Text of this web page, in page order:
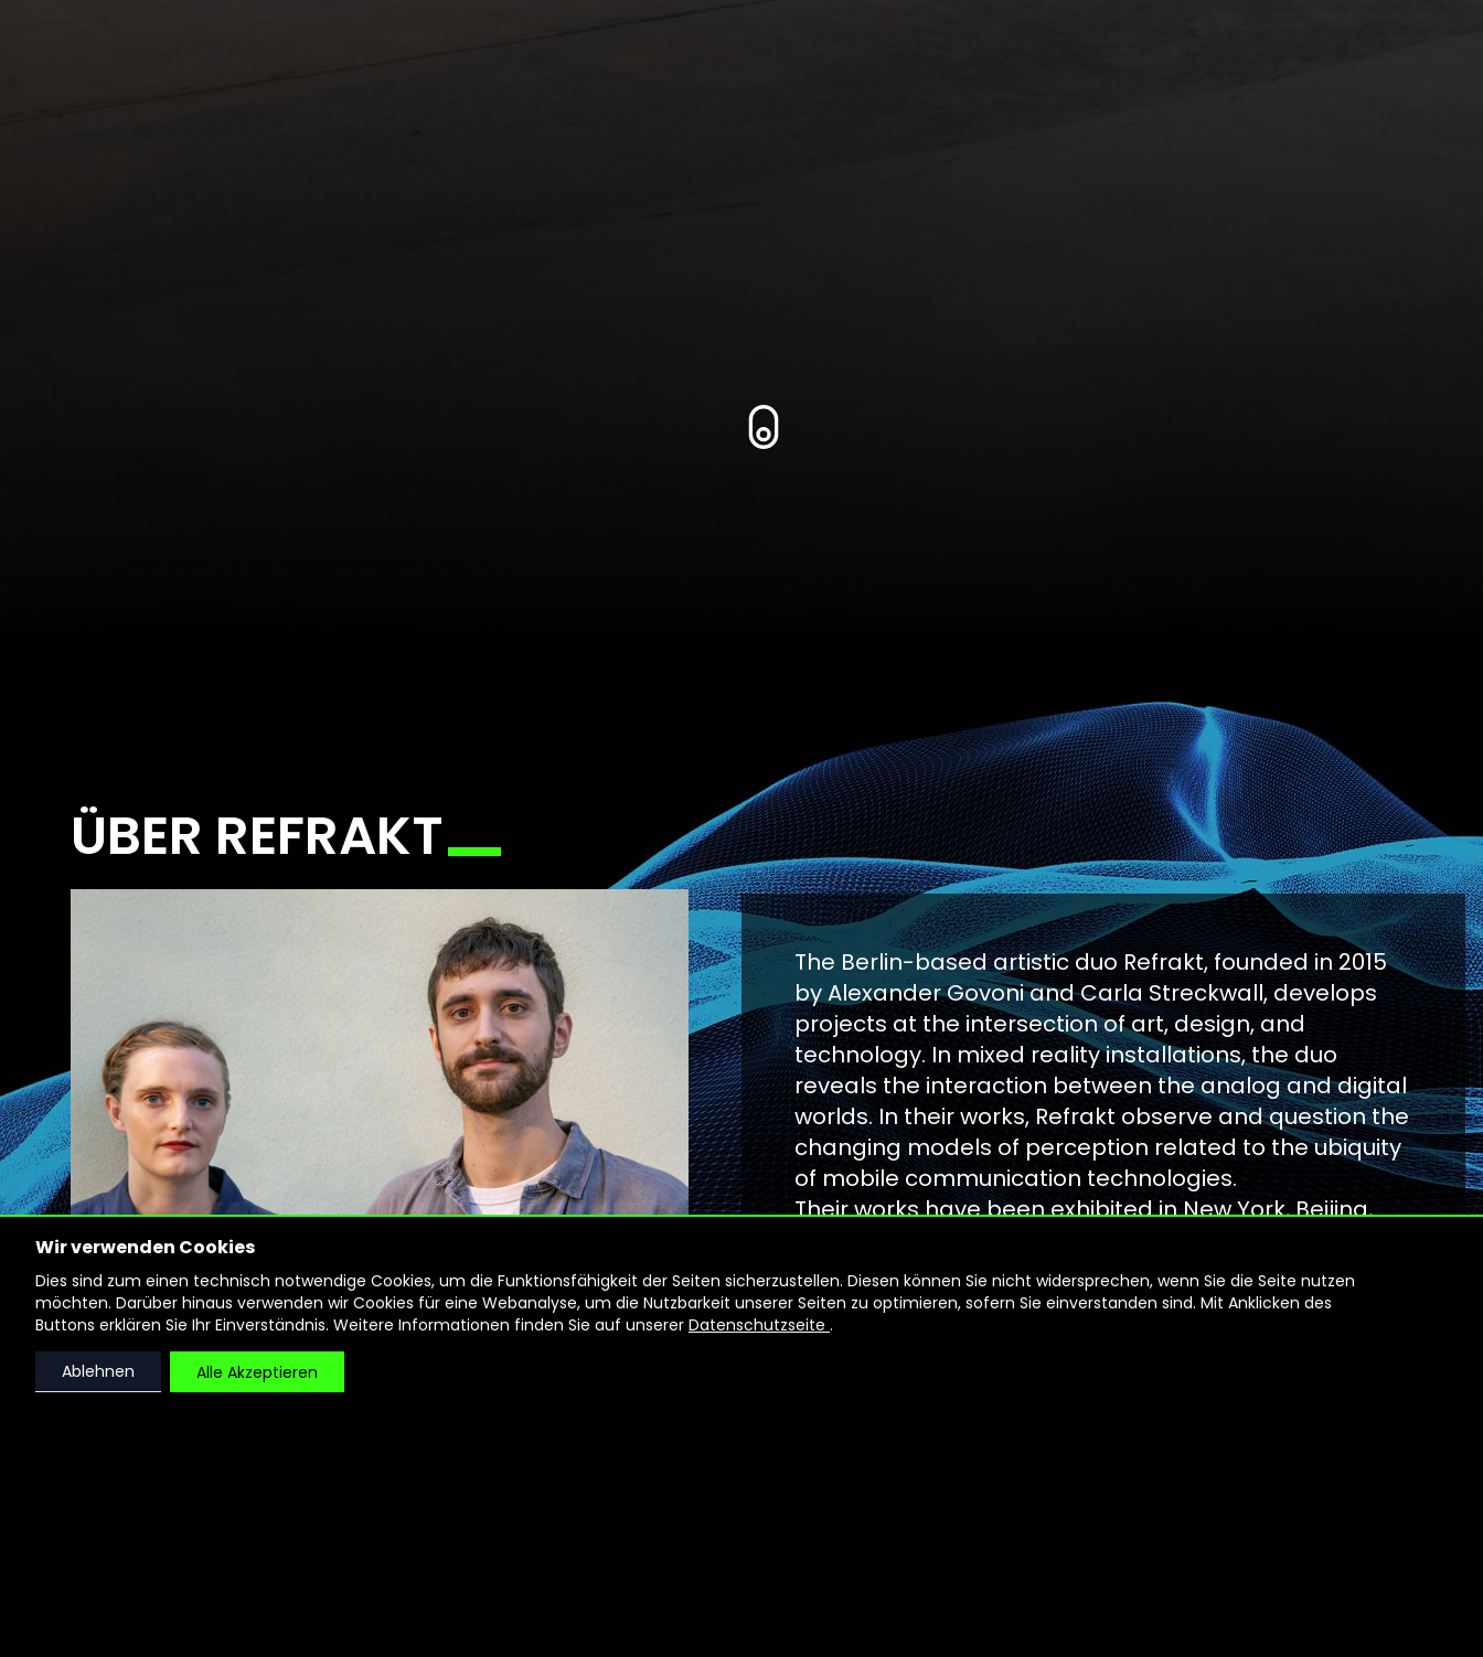
Zum Inhalt springen
ÜBER REFRAKT
The Berlin-based artistic duo Refrakt, founded in 2015
by Alexander Govoni and Carla Streckwall, develops
projects at the intersection of art, design, and
technology. In mixed reality installations, the duo
reveals the interaction between the analog and digital
worlds. In their works, Refrakt observe and question the
changing models of perception related to the ubiquity
of mobile communication technologies.
Their works have been exhibited in New York, Beijing,
among others.
WEBSITE REFRAKT
Wir verwenden Cookies
Dies sind zum einen technisch notwendige Cookies, um die Funktionsfähigkeit der Seiten sicherzustellen. Diesen können Sie nicht widersprechen, wenn Sie die Seite nutzen
möchten. Darüber hinaus verwenden wir Cookies für eine Webanalyse, um die Nutzbarkeit unserer Seiten zu optimieren, sofern Sie einverstanden sind. Mit Anklicken des
Buttons erklären Sie Ihr Einverständnis. Weitere Informationen finden Sie auf unserer Datenschutzseite .
Ablehnen Alle Akzeptieren